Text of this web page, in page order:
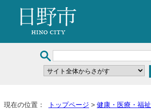
現在の位置： トップページ > 健康・医療・福祉